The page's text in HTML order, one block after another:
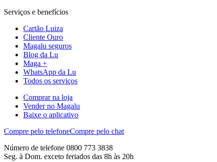
Serviços e benefícios
Cartão Luiza
Cliente Ouro
Magalu seguros
Blog da Lu
Maga +
WhatsApp da Lu
Todos os serviços
Comprar na loja
Vender no Magalu
Baixe o aplicativo
Compre pelo telefoneCompre pelo chat
Número de telefone 0800 773 3838
Seg. à Dom. exceto feriados das 8h às 20h